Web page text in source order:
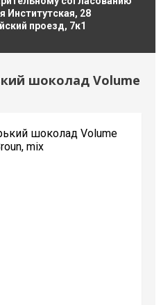
Институтская, 28
проезд, 7к1
шоколад Volume